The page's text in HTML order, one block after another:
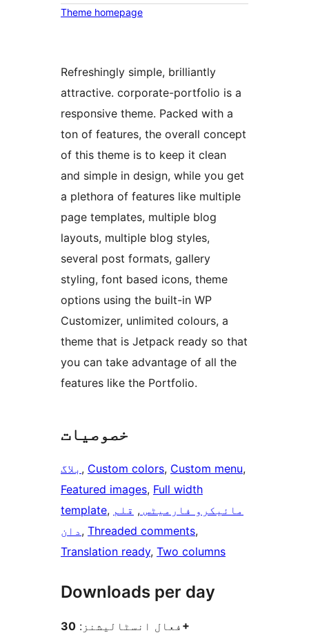
Theme homepage
Refreshingly simple, brilliantly
attractive. corporate-portfolio is a
responsive theme. Packed with a
ton of features, the overall concept
of this theme is to keep it clean
and simple in design, while you get
a plethora of features like multiple
page templates, multiple blog
layouts, multiple blog styles,
several post formats, gallery
styling, font based icons, theme
options using the built-in WP
Customizer, unlimited colours, a
theme that is Jetpack ready so that
you can take advantage of all the
features like the Portfolio.
خصوصیات
بلاگ , Custom colors, Custom menu
Featured images, Full width
template, مائیکرو فارمیٹس , قلم
دان , Threaded comments
Translation ready, Two columns
Downloads per day
فعال انسٹالیشنز: 30+